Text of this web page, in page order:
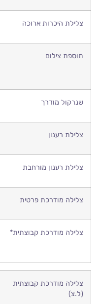
צלילת היכרות ארוכה
תוספת צילום
שנרקול מודרך
צלילת רענון
צלילת רענון מורחבת
צלילה מודרכת פרטית
צלילה מודרכת קבוצתית*
צלילה מודרכת קבוצתית
(ל.צ)